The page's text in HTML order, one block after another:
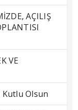
AÇILIŞ
VE
Kutlu Olsun